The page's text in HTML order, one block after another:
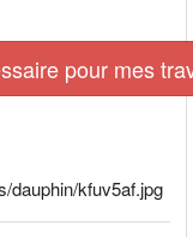
pour mes
dauphin/kfuv5af.jpg